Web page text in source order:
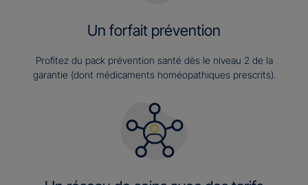
Un forfait prévention
Profitez du pack prévention santé dès le niveau 2 de la
garantie (dont médicaments homéopathiques prescrits).